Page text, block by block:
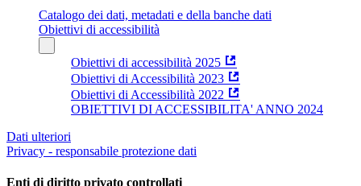
Catalogo dei dati, metadati e della banche dati
Obiettivi di accessibilità
Obiettivi di accessibilità 2025
Obiettivi di Accessibilità 2023
Obiettivi di Accessibilità 2022
OBIETTIVI DI ACCESSIBILITA' ANNO 2024
Dati ulteriori
Privacy - responsabile protezione dati
Enti di diritto privato controllati